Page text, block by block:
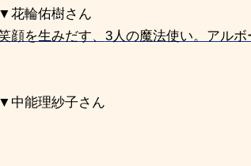
▼花輪佑樹さん
顔を生みだす、 3人の魔法使い。アル
▼中能理紗子さん